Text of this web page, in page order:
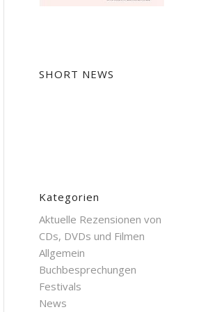
SHORT NEWS
Kategorien
Aktuelle Rezensionen von
CDs, DVDs und Filmen
Allgemein
Buchbesprechungen
Festivals
News